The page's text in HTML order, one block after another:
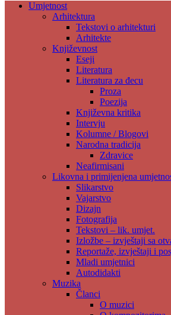
Umjetnost
Arhitektura
Tekstovi o arhitekturi
Arhitekte
Književnost
Eseji
Literatura
Literatura za đecu
Proza
Poezija
Književna kritika
Intervju
Kolumne / Blogovi
Narodna tradicija
Zdravice
Neafirmisani
Likovna i primijenjena
Slikarstvo
Vajarstvo
Dizajn
Fotografija
Tekstovi – lik. umjet.
Izložbe – izvještaji sa
Reportaže, izvještaji i
Mladi umjetnici
Autodidakti
Muzika
Članci
O muzici